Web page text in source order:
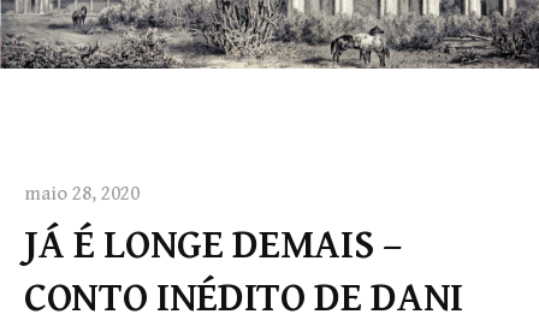
maio 28, 2020
JÁ É LONGE DEMAIS –
CONTO INÉDITO DE DANI